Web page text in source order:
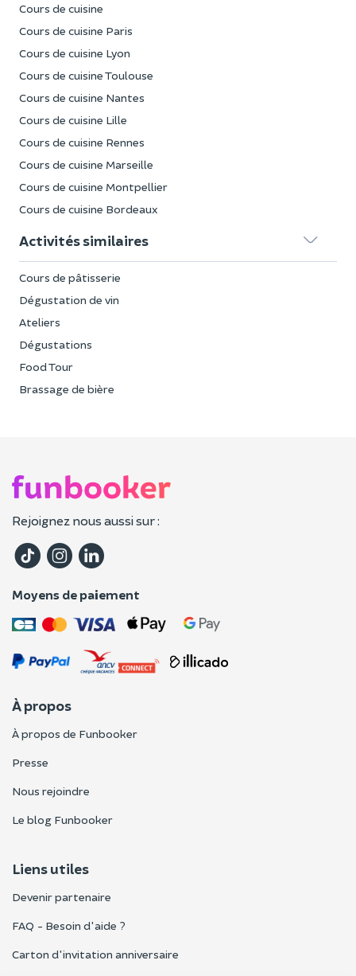
Cours de cuisine
Cours de cuisine Paris
Cours de cuisine Lyon
Cours de cuisine Toulouse
Cours de cuisine Nantes
Cours de cuisine Lille
Cours de cuisine Rennes
Cours de cuisine Marseille
Cours de cuisine Montpellier
Cours de cuisine Bordeaux
Activités similaires
Cours de pâtisserie
Dégustation de vin
Ateliers
Dégustations
Food Tour
Brassage de bière
Rejoignez nous aussi sur :
Moyens de paiement
À propos
À propos de Funbooker
Presse
Nous rejoindre
Le blog Funbooker
Liens utiles
Devenir partenaire
FAQ - Besoin d'aide ?
Carton d'invitation anniversaire